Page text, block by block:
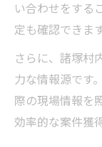
い合わせをする
定も確認できます
さらに、諸塚村
力な情報源です
際の現場情報を
効率的な案件獲